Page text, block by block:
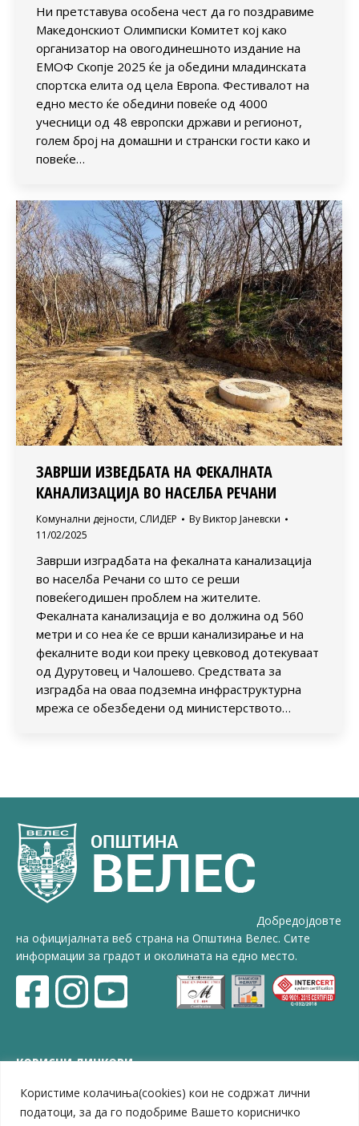
Користиме колачиња(cookies) кои не содржат лични
податоци, за да го подобриме Вашето корисничко
Ни претставува особена чест да го поздравиме
Македонскиот Олимписки Комитет кој како
организатор на овогодинешното издание на
ЕМОФ Скопје 2025 ќе ја обедини младинската
спортска елита од цела Европа. Фестивалот на
едно место ќе обедини повеќе од 4000
учесници од 48 европски држави и регионот,
голем број на домашни и странски гости како и
повеќе…
ЗАВРШИ ИЗВЕДБАТА НА ФЕКАЛНАТА
КАНАЛИЗАЦИЈА ВО НАСЕЛБА РЕЧАНИ
Комунални дејности, СЛИДЕР By Виктор Јаневски
11/02/2025
Заврши изградбата на фекалната канализација
во населба Речани со што се реши
повеќегодишен проблем на жителите.
Фекалната канализација е во должина од 560
метри и со неа ќе се врши канализирање и на
фекалните води кои преку цевковод дотекуваат
од Дурутовец и Чалошево. Средствата за
изградба на оваа подземна инфраструктурна
мрежа се обезбедени од министерството…
Добредојдовте
на официјалната веб страна на Општина Велес. Сите
информации за градот и околината на едно место.
КОРИСНИ ЛИНКОВИ
ЗЕЛС – Заедница на единиците на локална самоуправа
Центар за развој на Вардарски плански регион